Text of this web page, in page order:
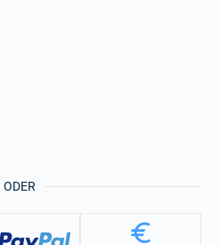
ODER